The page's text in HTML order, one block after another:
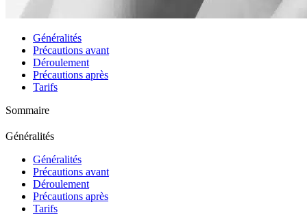
Généralités
Précautions avant
Déroulement
Précautions après
Tarifs
Sommaire
Généralités
Généralités
Précautions avant
Déroulement
Précautions après
Tarifs